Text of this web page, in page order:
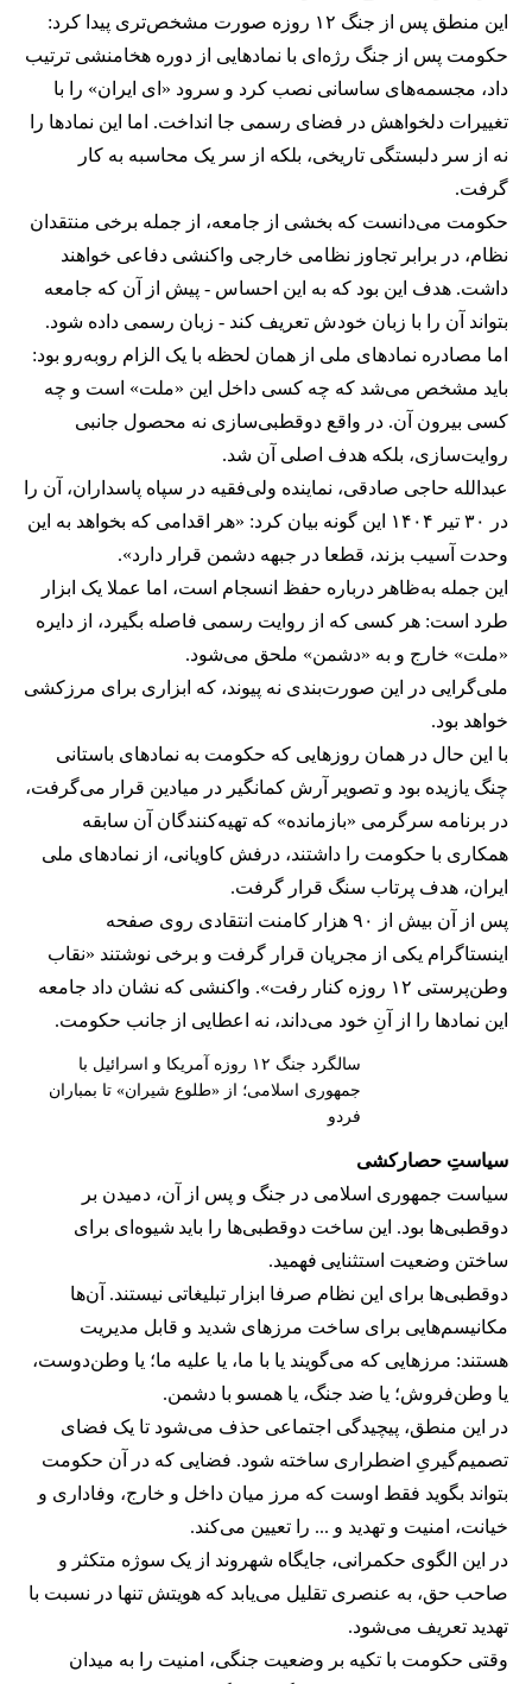
این منطق پس از جنگ ۱۲ روزه صورت مشخص‌تری پیدا کرد:
حکومت پس از جنگ رژه‌ای با نمادهایی از دوره هخامنشی ترتیب
داد، مجسمه‌های ساسانی نصب کرد و سرود «ای ایران» را با
تغییرات دلخواهش در فضای رسمی جا انداخت. اما این نمادها را
نه از سر دلبستگی تاریخی، بلکه از سر یک محاسبه به کار
گرفت.
حکومت می‌دانست که بخشی از جامعه، از جمله برخی منتقدان
نظام، در برابر تجاوز نظامی خارجی واکنشی دفاعی خواهند
داشت. هدف این بود که به این احساس - پیش از آن که جامعه
بتواند آن را با زبان خودش تعریف کند - زبان رسمی داده شود.
اما مصادره نمادهای ملی از همان لحظه با یک الزام روبه‌رو بود:
باید مشخص می‌شد که چه کسی داخل این «ملت» است و چه
کسی بیرون آن. در واقع دوقطبی‌سازی نه محصول جانبی
روایت‌سازی، بلکه هدف اصلی آن شد.
عبدالله حاجی صادقی، نماینده ولی‌فقیه در سپاه پاسداران، آن را
در ۳۰ تیر ۱۴۰۴ این گونه بیان کرد: «هر اقدامی که بخواهد به این
وحدت آسیب بزند، قطعا در جبهه دشمن قرار دارد».
این جمله به‌ظاهر درباره حفظ انسجام است، اما عملا یک ابزار
طرد است:‌ هر کسی که از روایت رسمی فاصله بگیرد، از دایره
«ملت» خارج و به «دشمن» ملحق می‌شود.
ملی‌گرایی در این صورت‌بندی نه پیوند، که ابزاری برای مرزکشی
خواهد بود.
با این حال در همان روزهایی که حکومت به نمادهای باستانی
چنگ یازیده بود و تصویر آرش کمانگیر در میادین قرار می‌گرفت،
در برنامه سرگرمی «بازمانده» که تهیه‌کنندگان آن سابقه
همکاری با حکومت را داشتند، درفش کاویانی، از نمادهای ملی
ایران، هدف پرتاب سنگ‌ قرار گرفت.
پس از آن بیش از ۹۰ هزار کامنت انتقادی روی صفحه
اینستاگرام یکی از مجریان قرار گرفت و برخی نوشتند «نقاب
وطن‌پرستی ۱۲ روزه کنار رفت». واکنشی که نشان داد جامعه
این نمادها را از آنِ خود می‌داند، نه اعطایی از جانب حکومت.
سالگرد جنگ ۱۲ روزه آمریکا و اسرائیل با
جمهوری اسلامی؛ از «طلوع شیران» تا بمباران
فردو
سیاستِ حصارکشی
سیاست جمهوری اسلامی در جنگ و پس از آن، دمیدن بر
دو‌قطبی‌ها بود. این ساخت دو‌قطبی‌ها را باید شیوه‌ای برای
ساختن وضعیت استثنایی فهمید.
دو‌قطبی‌ها برای این نظام صرفا ابزار تبلیغاتی نیستند. آن‌ها
مکانیسم‌هایی برای ساخت مرزهای شدید و قابل مدیریت
هستند: مرزهایی که می‌گویند یا با ما، یا علیه ما؛ یا وطن‌دوست،
یا وطن‌فروش؛ یا ضد جنگ، یا همسو با دشمن.
در این منطق، پیچیدگی اجتماعی حذف می‌شود تا یک فضای
تصمیم‌گیریِ اضطراری ساخته شود. فضایی که در آن حکومت
بتواند بگوید فقط اوست که مرز میان داخل و خارج، وفاداری و
خیانت، امنیت و تهدید و ... را تعیین می‌کند.
در این الگوی حکمرانی، جایگاه شهروند از یک سوژه‌ متکثر و
صاحب حق، به عنصری تقلیل می‌یابد که هویتش تنها در نسبت با
تهدید تعریف می‌شود.
وقتی حکومت با تکیه بر وضعیت جنگی، امنیت را به میدان